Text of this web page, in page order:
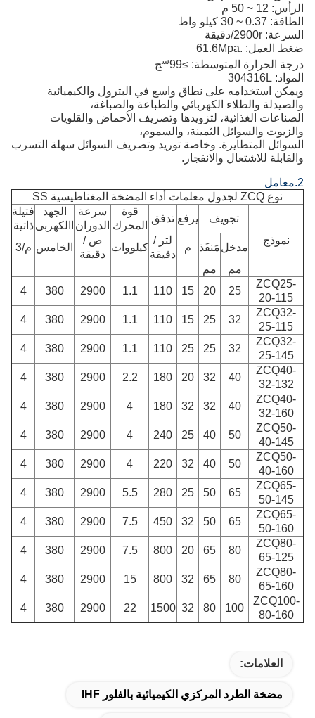
الرأس: 12 ~ 50 م
الطاقة: 0.37 ~ 30 كيلو واط
السرعة: 2900r/دقيقة
ضغط العمل: .61.6Mpa
درجة الحرارة المتوسطة: ≥99
سج
المواد: 304316L
ويمكن استخدامه على نطاق واسع في البترول والكيميائية
والصيدلة والطلاء الكهربائي والطباعة والصباغة،
الصناعات الغذائية، لتزويدها وتصريف الأحماض والقلويات
والزيوت والسوائل الثمينة، والسموم،
السوائل المتطايرة. وخاصة توريد وتصريف السوائل سهلة التسرب
والقابلة للاشتعال والانفجار.
2. معامل
نوع ZCQ لجدول معلمات أداء المضخة المغناطيسية SS
نموذج
تجويف يرفع تدفق
قوة
المحرك
سرعة
الدوران
الجهد
االكهربى
فتيلة
ذاتية
مدخلمَنفَذ م
لتر /
دقيقة
كيلووات
ص /
دقيقة
الخامس م/3
مم
مم
ZCQ25-
20-115
25
20
15
110
1.1
2900
380
4
ZCQ32-
25-115
32
25
15
110
1.1
2900
380
4
ZCQ32-
25-145
32
25
25
110
1.1
2900
380
4
ZCQ40-
32-132
40
32
20
180
2.2
2900
380
4
ZCQ40-
32-160
40
32
32
180
4
2900
380
4
ZCQ50-
40-145
50
40
25
240
4
2900
380
4
ZCQ50-
40-160
50
40
32
220
4
2900
380
4
ZCQ65-
50-145
65
50
25
280
5.5
2900
380
4
ZCQ65-
50-160
65
50
32
450
7.5
2900
380
4
ZCQ80-
65-125
80
65
20
800
7.5
2900
380
4
ZCQ80-
65-160
80
65
32
800
15
2900
380
4
ZCQ100-
80-160
100
80
32
1500
22
2900
380
4
العلامات:
مضخة الطرد المركزي الكيميائية بالفلور IHF